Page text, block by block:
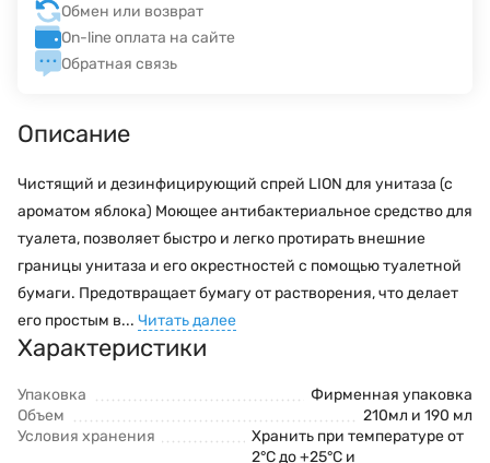
Обмен или возврат
On-line оплата на сайте
Обратная связь
Описание
Чистящий и дезинфицирующий спрей LION для унитаза (с
ароматом яблока) Моющее антибактериальное средство для
туалета, позволяет быстро и легко протирать внешние
границы унитаза и его окрестностей с помощью туалетной
бумаги. Предотвращает бумагу от растворения, что делает
его простым в... Читать далее
Характеристики
Упаковка
Фирменная упаковка
Объем
210мл и 190 мл
Условия хранения
Хранить при температуре от
2°С до +25°С и